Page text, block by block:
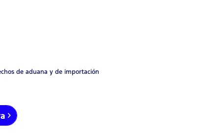
de aduana y de importación